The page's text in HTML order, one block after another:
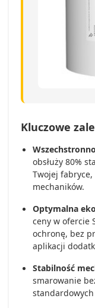
Kluczowe
obsłuży 80%
Twojej fabryce,
mechaników.
Optymalna
ceny w ofercie
ochronę, bez
aplikacji
Stabilność
smarowanie